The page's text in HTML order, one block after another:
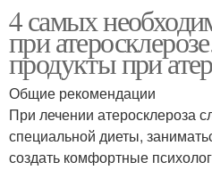
атеросклерозе
Сливочное масло
4 самых
при
продукты при
Общие рекомендации
При лечении атеросклероза
специальной диеты,
создать комфортные